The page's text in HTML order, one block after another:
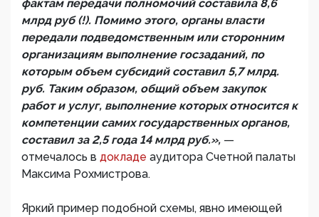
фактам передачи полномочий составила 8,6
млрд руб (!). Помимо этого, органы власти
передали подведомственным или сторонним
организациям выполнение госзаданий, по
которым объем субсидий составил 5,7 млрд.
руб. Таким образом, общий объем закупок
работ и услуг, выполнение которых относится к
компетенции самих государственных органов,
составил за 2,5 года 14 млрд руб.», —
отмечалось в докладе аудитора Счетной палаты
Максима Рохмистрова.
Яркий пример подобной схемы, явно имеющей